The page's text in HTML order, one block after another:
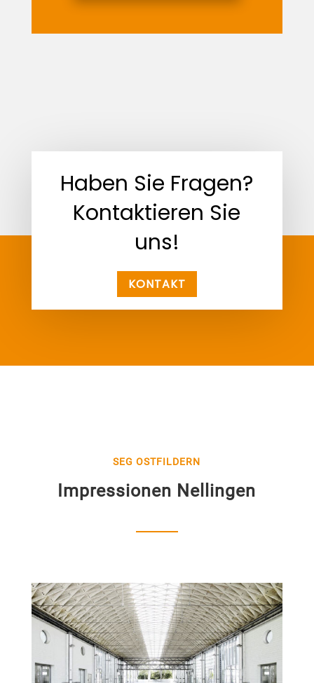
Haben Sie Fragen?
Kontaktieren Sie
uns!
KONTAKT
SEG OSTFILDERN
Impressionen Nellingen